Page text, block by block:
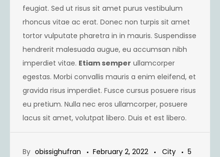
feugiat. Sed ut risus sit amet purus vestibulum
rhoncus vitae ac erat. Donec non turpis sit amet
tortor vulputate pharetra in in mauris. Suspendisse
hendrerit malesuada augue, eu accumsan nibh
imperdiet vitae. Etiam semper ullamcorper
egestas. Morbi convallis mauris a enim eleifend, et
gravida risus imperdiet. Fusce cursus posuere risus
eu pretium. Nulla nec eros ullamcorper, posuere
lacus sit amet, volutpat libero. Duis et est libero.
By obissighufran February 2, 2022 City
5